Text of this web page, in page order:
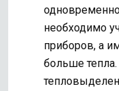
необходимо
приборов, а
больше